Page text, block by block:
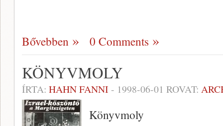
Bővebben 0 Comments
KÖNYVMOLY
ÍRTA: HAHN FANNI - 1998-06-01 ROVAT:
Könyvmoly